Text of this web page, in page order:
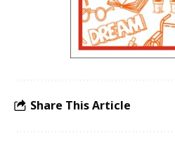
Share This Article